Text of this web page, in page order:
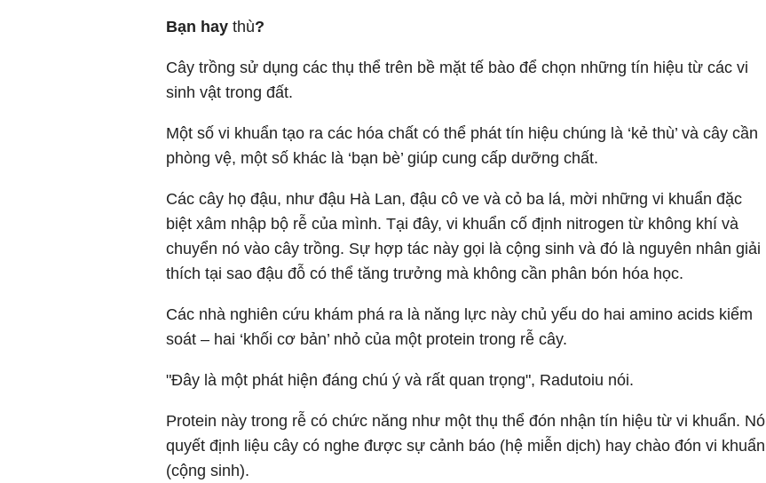
Bạn hay thù?
Cây trồng sử dụng các thụ thể trên bề mặt tế bào để chọn những tín hiệu từ các vi
sinh vật trong đất.
Một số vi khuẩn tạo ra các hóa chất có thể phát tín hiệu chúng là ‘kẻ thù’ và cây cần
phòng vệ, một số khác là ‘bạn bè’ giúp cung cấp dưỡng chất.
Các cây họ đậu, như đậu Hà Lan, đậu cô ve và cỏ ba lá, mời những vi khuẩn đặc
biệt xâm nhập bộ rễ của mình. Tại đây, vi khuẩn cố định nitrogen từ không khí và
chuyển nó vào cây trồng. Sự hợp tác này gọi là cộng sinh và đó là nguyên nhân giải
thích tại sao đậu đỗ có thể tăng trưởng mà không cần phân bón hóa học.
Các nhà nghiên cứu khám phá ra là năng lực này chủ yếu do hai amino acids kiểm
soát – hai ‘khối cơ bản’ nhỏ của một protein trong rễ cây.
"Đây là một phát hiện đáng chú ý và rất quan trọng", Radutoiu nói.
Protein này trong rễ có chức năng như một thụ thể đón nhận tín hiệu từ vi khuẩn. Nó
quyết định liệu cây có nghe được sự cảnh báo (hệ miễn dịch) hay chào đón vi khuẩn
(cộng sinh).